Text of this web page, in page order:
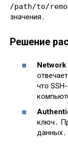
/path/to/
значения․
Решение
Network
что
ключ․
данных․